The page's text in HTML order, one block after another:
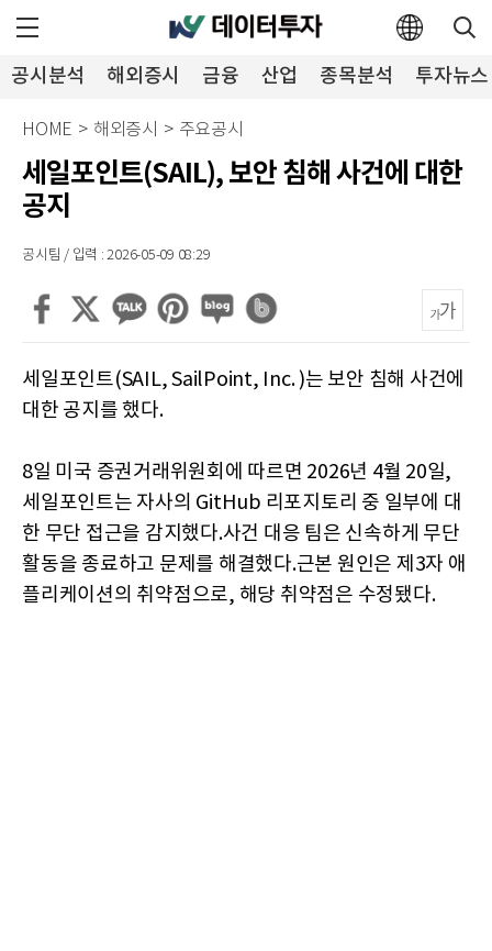
공시분석 해외증시 금융 산업 종목분석 투자뉴스
HOME > 해외증시 > 주요공시
세일포인트(SAIL), 보안 침해 사건에 대한
공지
공시팀 / 입력 : 2026-05-09 08:29
세일포인트(SAIL, SailPoint, Inc. )는 보안 침해 사건에
대한 공지를 했다.
8일 미국 증권거래위원회에 따르면 2026년 4월 20일,
세일포인트는 자사의 GitHub 리포지토리 중 일부에 대
한 무단 접근을 감지했다.사건 대응 팀은 신속하게 무단
활동을 종료하고 문제를 해결했다.근본 원인은 제3자 애
플리케이션의 취약점으로, 해당 취약점은 수정됐다.